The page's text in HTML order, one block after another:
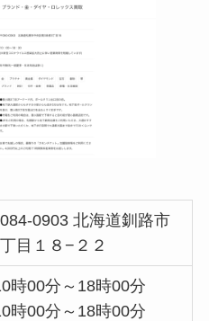
0903 北海道釧路市
目１８−２２
時00分～18時00分
時00分～18時00分